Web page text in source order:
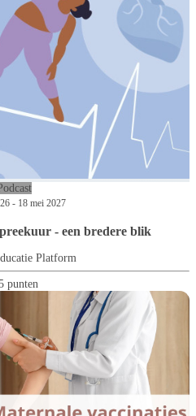
Podcast
- 18 mei 2027
- een bredere blik
Platform
punten